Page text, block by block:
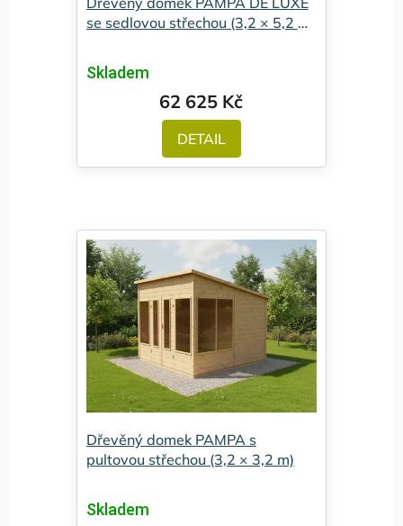
se sedlovou střechou (3,2 × 5,2 m)
Skladem
62 625 Kč
DETAIL
Dřevěný domek PAMPA s
pultovou střechou (3,2 × 3,2 m)
Skladem